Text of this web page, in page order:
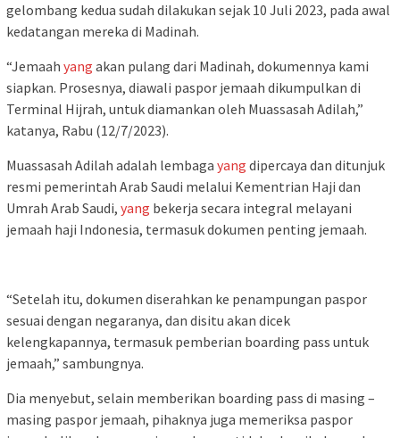
gelombang kedua sudah dilakukan sejak 10 Juli 2023, pada awal
kedatangan mereka di Madinah.
“Jemaah yang akan pulang dari Madinah, dokumennya kami
siapkan. Prosesnya, diawali paspor jemaah dikumpulkan di
Terminal Hijrah, untuk diamankan oleh Muassasah Adilah,”
katanya, Rabu (12/7/2023).
Muassasah Adilah adalah lembaga yang dipercaya dan ditunjuk
resmi pemerintah Arab Saudi melalui Kementrian Haji dan
Umrah Arab Saudi, yang bekerja secara integral melayani
jemaah haji Indonesia, termasuk dokumen penting jemaah.
“Setelah itu, dokumen diserahkan ke penampungan paspor
sesuai dengan negaranya, dan disitu akan dicek
kelengkapannya, termasuk pemberian boarding pass untuk
jemaah,” sambungnya.
Dia menyebut, selain memberikan boarding pass di masing –
masing paspor jemaah, pihaknya juga memeriksa paspor